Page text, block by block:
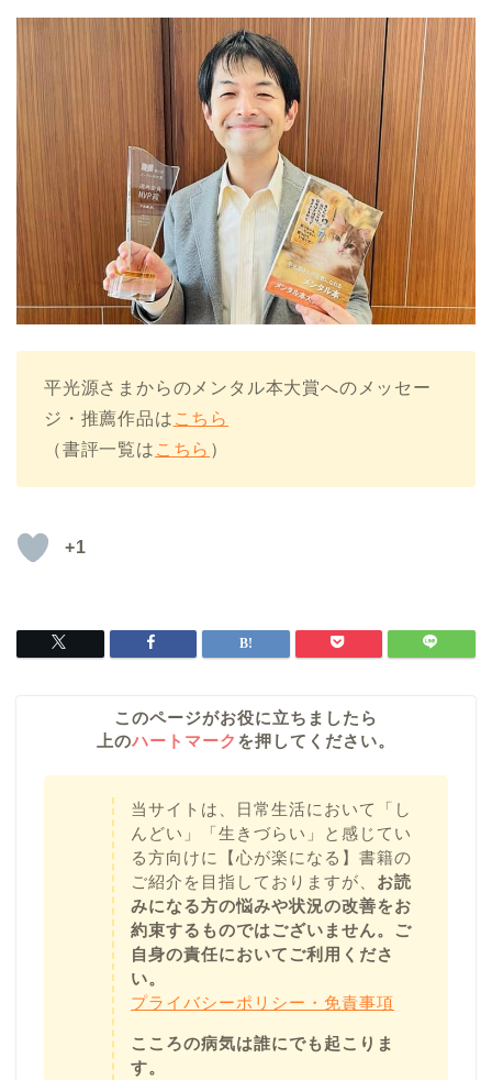
平光源さまからのメンタル本大賞へのメッセー
ジ・推薦作品は こちら
（書評一覧は こちら ）
+1
このページがお役に立ちましたら
上のハートマーク を押してください。
当サイトは、日常生活において「し
んどい」「生きづらい」と感じてい
る方向けに【心が楽になる】書籍の
ご紹介を目指しておりますが、 お読
みになる方の悩みや状況の改善をお
約束するものではございません。ご
自身の責任においてご利用くださ
い。
プライバシーポリシー・免責事項
こころの病気は誰にでも起こりま
す。